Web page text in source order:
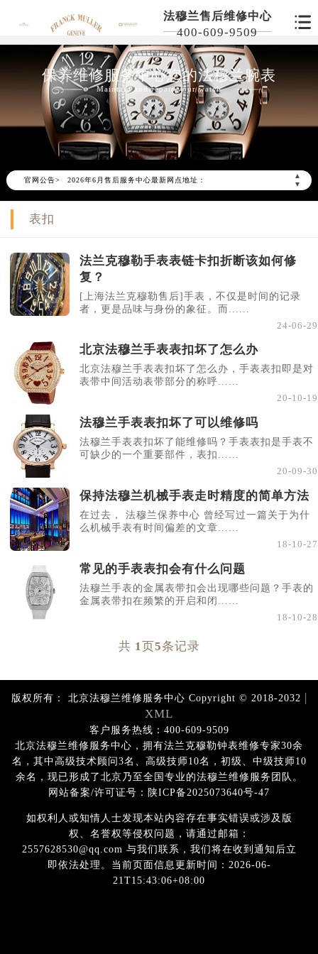
法穆兰售后维修中心
400-609-9509
保养维修服务中心您的法穆兰腕表
Maintain and repair your watch
官网公告>
▲
▼
2026年6月北京市售后服务网络优化升级公告
2026年6月北京市官方售后客户服务热线：
2026年6月售后服务中心最新网点地址：
北京市东城区东长安街1号王府井东方广场W3座6层602室售后服务中心（需提前预约）
节假日正常营业！
表扣
法兰克穆勒手表表链卡扣折断该如何修
复？
[上海法兰克穆勒售后]手表，不仅是时间的记录
者，更是品味与身份的象征。而......
24-06-29
北京法穆兰手表表扣坏了怎么办
北京法穆兰手表表扣坏了怎么办，手表表扣即是对
表带中间活动表带部分的称呼......
20-10-19
法穆兰手表表扣坏了可以维修吗
法穆兰手表表扣坏了能维修吗？手表表扣是手表不
可缺少的一个重要部件，表扣......
20-09-30
保持法穆兰机械手表走时精度的简单方法
在过去， 法穆兰保养中心 曾经写过一篇关于为什
么机械手表有时间偏差的文章......
18-10-27
常见的手表表扣会有什么问题
法穆兰手表的金属表带扣会出现哪些问题？手表的
金属表带扣在频繁的开启和闭......
18-10-28
共 1页5条记录
版权所有： 北京法穆兰维修服务中心 Copyright © 2018-2032 |
XML
客户服务热线：400-609-9509
北京法穆兰维修服务中心，拥有法兰克穆勒钟表维修专家30余
名，其中高级技术顾问3名、高级技师10名，初级、中级技师10
余名，现已形成了北京乃至全国专业的法穆兰维修服务团队。
网站备案/许可证号：陕ICP备2025073640号-47
如权利人或知情人士发现本站内容存在事实错误或涉及版
权、名誉权等侵权问题，请通过邮箱：
2557628530@qq.com 与我们联系，我们将在收到通知后立
即依法处理。当前页面信息更新时间：2026-06-
21T15:43:06+08:00